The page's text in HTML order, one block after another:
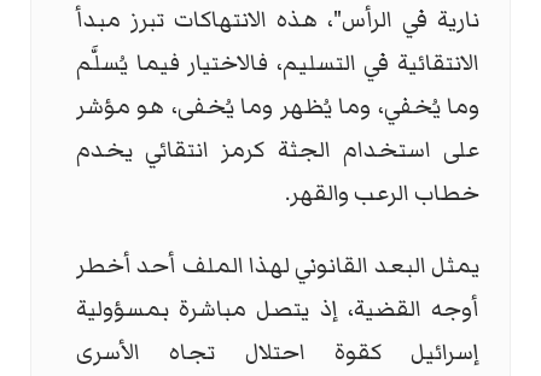
نارية في الرأس"، هذه الانتهاكات تبرز مبدأ
الانتقائية في التسليم، فالاختيار فيما يُسلَّم
وما يُخفي، وما يُظهر وما يُخفى، هو مؤشر
على استخدام الجثة كرمز انتقائي يخدم
خطاب الرعب والقهر.
يمثل البعد القانوني لهذا الملف أحد أخطر
أوجه القضية، إذ يتصل مباشرة بمسؤولية
إسرائيل كقوة احتلال تجاه الأسرى